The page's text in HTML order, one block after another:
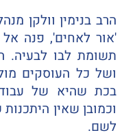
הרב בנימין וולקן
'אור לאחים', פנה אל
תשומת לבו לבעיה.
ושל כל העוסקים
בכת שהיא של
וכמובן שאין
לשם.